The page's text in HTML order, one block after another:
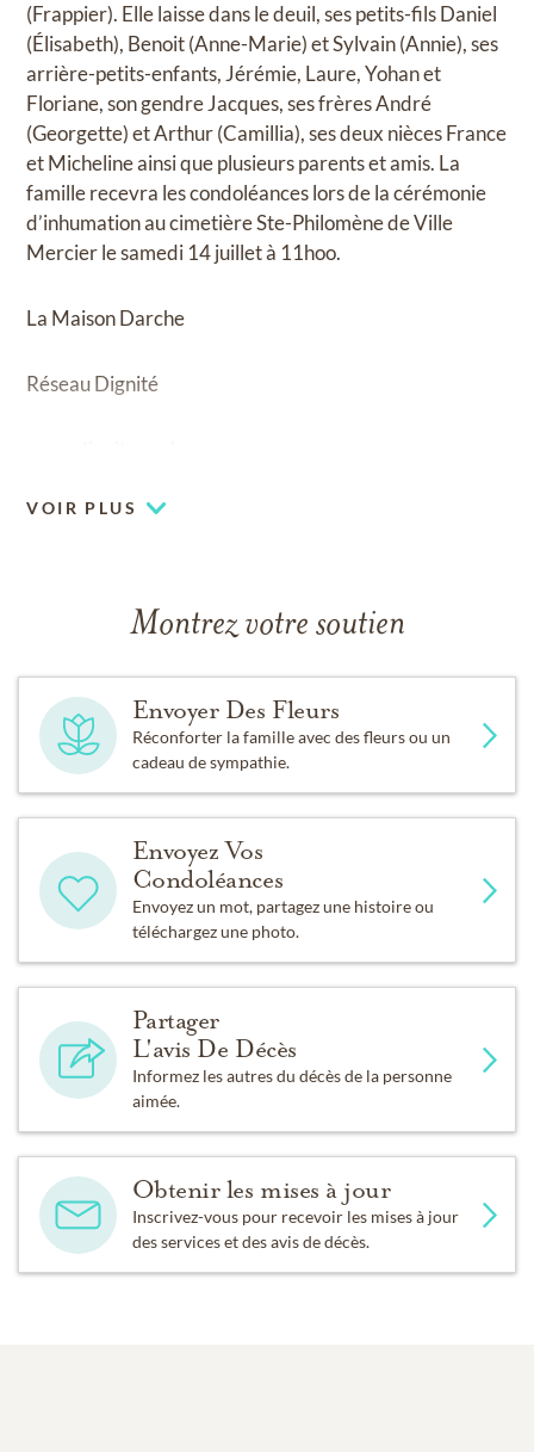
(Frappier). Elle laisse dans le deuil, ses petits-fils Daniel
(Élisabeth), Benoit (Anne-Marie) et Sylvain (Annie), ses
arrière-petits-enfants, Jérémie, Laure, Yohan et
Floriane, son gendre Jacques, ses frères André
(Georgette) et Arthur (Camillia), ses deux nièces France
et Micheline ainsi que plusieurs parents et amis. La
famille recevra les condoléances lors de la cérémonie
d’inhumation au cimetière Ste-Philomène de Ville
Mercier le samedi 14 juillet à 11hoo.
La Maison Darche
Réseau Dignité
VOIR PLUS
Montrez votre soutien
Envoyer Des Fleurs
Réconforter la famille avec des fleurs ou un
cadeau de sympathie.
Envoyez Vos
Condoléances
Envoyez un mot, partagez une histoire ou
téléchargez une photo.
Partager
L'avis De Décès
Informez les autres du décès de la personne
aimée.
Obtenir les mises à jour
Inscrivez-vous pour recevoir les mises à jour
des services et des avis de décès.